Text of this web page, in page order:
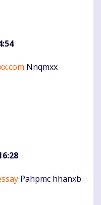
Nnqmxx
Pahpmc hhanxb